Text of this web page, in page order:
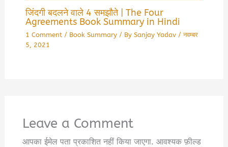
जिंदगी बदलने वाले 4 समझौते | The Four
Agreements Book Summary in Hindi
1 Comment / Book Summary/ By Sanjay Yadav /नवम्बर
5, 2021
Leave a Comment
आपका ईमेल पता प्रकाशित नहीं किया जाएगा. आवश्यक फ़ील्ड